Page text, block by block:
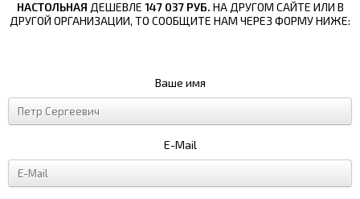
НАСТОЛЬНАЯ ДЕШЕВЛЕ 147 037 РУБ. НА ДРУГОМ САЙТЕ ИЛИ В
ДРУГОЙ ОРГАНИЗАЦИИ, ТО СООБЩИТЕ НАМ ЧЕРЕЗ ФОРМУ НИЖЕ:
Ваше имя
E-Mail